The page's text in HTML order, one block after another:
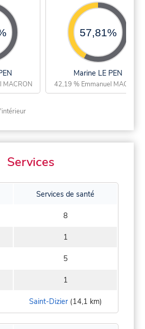
MACRON
57,81%
Marine LE PEN
42,19 % Emmanuel MACRON
Services
Services de santé
8
1
5
1
Saint-Dizier(14,1 km)